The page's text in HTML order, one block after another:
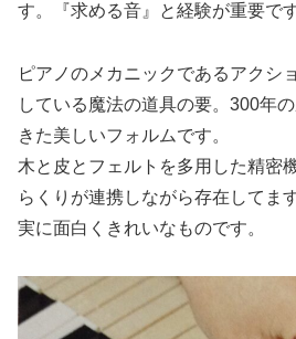
す。『求める音』と経験が重要です
ピアノのメカニックであるアクシ
している魔法の道具の要。300年
きた美しいフォルムです。
木と皮とフェルトを多用した精密
らくりが連携しながら存在してます
実に面白くきれいなものです。